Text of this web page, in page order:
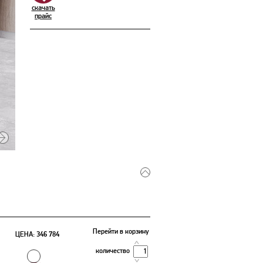
скачать
прайс
ЦЕНА: 346 784 Перейти в корзину
количество